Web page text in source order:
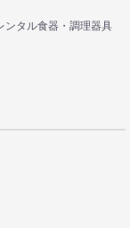
ンタル食器・調理器具